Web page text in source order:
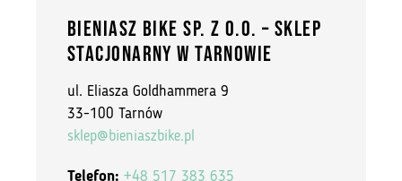
BIENIASZ BIKE SP. Z O.O. – SKLEP
STACJONARNY W TARNOWIE
ul. Eliasza Goldhammera 9
33-100 Tarnów
sklep@bieniaszbike.pl
Telefon: +48 517 383 635